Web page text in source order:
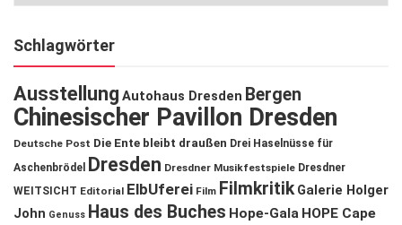
Schlagwörter
Ausstellung Autohaus Dresden Bergen
Chinesischer Pavillon Dresden
Deutsche Post Die Ente bleibt draußen Drei Haselnüsse für
Aschenbrödel
Dresden Dresdner Musikfestspiele Dresdner
WEITSICHT Editorial ElbUferei Film Filmkritik Galerie Holger
John Genuss Haus des Buches Hope-Gala HOPE Cape